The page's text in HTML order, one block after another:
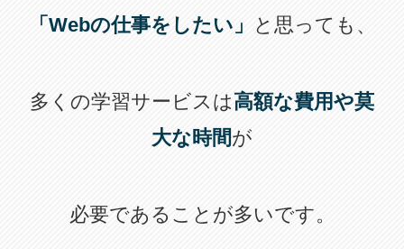
「Webの仕事をしたい」 と思っても、
多くの学習サービスは高額な費用や莫
大な時間が
必要であることが多いです。